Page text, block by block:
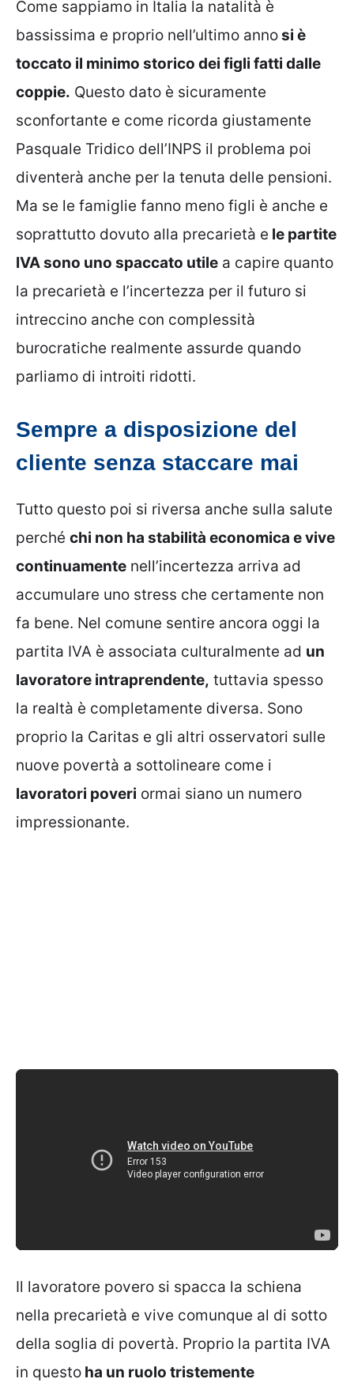
Come sappiamo in Italia la natalità è
bassissima e proprio nell’ultimo annosi è
toccato il minimo storico dei figli fatti dalle
coppie. Questo dato è sicuramente
sconfortante e come ricorda giustamente
Pasquale Tridico dell’INPS il problema poi
diventerà anche per la tenuta delle pensioni.
Ma se le famiglie fanno meno figli è anche e
soprattutto dovuto alla precarietà e le partite
IVA sono uno spaccato utile a capire quanto
la precarietà e l’incertezza per il futuro si
intreccino anche con complessità
burocratiche realmente assurde quando
parliamo di introiti ridotti.
Sempre a disposizione del
cliente senza staccare mai
Tutto questo poi si riversa anche sulla salute
perché chi non ha stabilità economica e vive
continuamente nell’incertezza arriva ad
accumulare uno stress che certamente non
fa bene. Nel comune sentire ancora oggi la
partita IVA è associata culturalmente ad un
lavoratore intraprendente, tuttavia spesso
la realtà è completamente diversa. Sono
proprio la Caritas e gli altri osservatori sulle
nuove povertà a sottolineare come i
lavoratori poveri ormai siano un numero
impressionante.
Il lavoratore povero si spacca la schiena
nella precarietà e vive comunque al di sotto
della soglia di povertà. Proprio la partita IVA
in questo ha un ruolo tristemente